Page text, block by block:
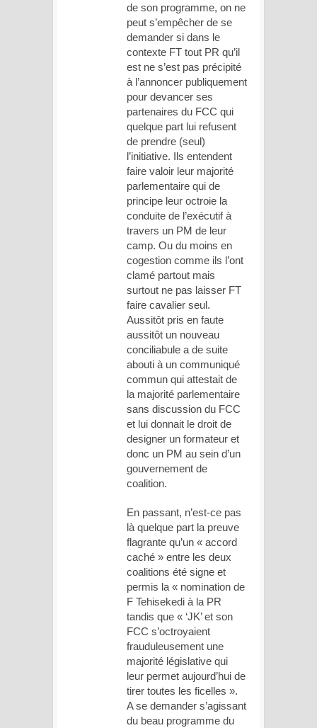
de son programme, on ne
peut s’empêcher de se
demander si dans le
contexte FT tout PR qu’il
est ne s’est pas précipité
à l’annoncer publiquement
pour devancer ses
partenaires du FCC qui
quelque part lui refusent
de prendre (seul)
l’initiative. Ils entendent
faire valoir leur majorité
parlementaire qui de
principe leur octroie la
conduite de l’exécutif à
travers un PM de leur
camp. Ou du moins en
cogestion comme ils l’ont
clamé partout mais
surtout ne pas laisser FT
faire cavalier seul.
Aussitôt pris en faute
aussitôt un nouveau
conciliabule a de suite
abouti à un communiqué
commun qui attestait de
la majorité parlementaire
sans discussion du FCC
et lui donnait le droit de
designer un formateur et
donc un PM au sein d’un
gouvernement de
coalition.
En passant, n’est-ce pas
là quelque part la preuve
flagrante qu’un « accord
caché » entre les deux
coalitions été signe et
permis la « nomination de
F Tehisekedi à la PR
tandis que « ‘JK’ et son
FCC s’octroyaient
frauduleusement une
majorité législative qui
leur permet aujourd’hui de
tirer toutes les ficelles ».
A se demander s’agissant
du beau programme du